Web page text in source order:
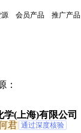
会员产品 推广产品
：
学(上海)有限公司
君 通过深度核验